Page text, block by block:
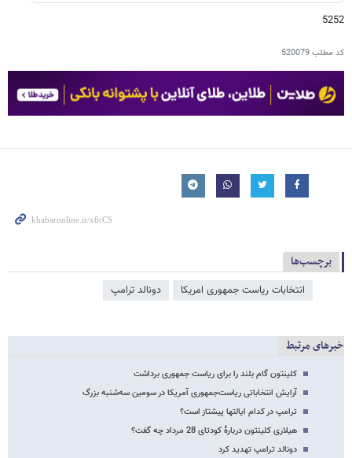
5252
کد مطلب520079
برچسب‌ها
انتخابات ریاست جمهوری امریکا دونالد ترامپ
خبرهای مرتبط
کلینتون گام بلند را برای ریاست جمهوری برداشت
آرایش انتخاباتی ریاست‌جمهوری آمریکا در سومین سه‌شنبه بزرگ
ترامپ در کدام ایالتها پیشتاز است؟
هیلاری کلینتون دربارۀ کودتای 28 مرداد چه گفت؟
دونالد ترامپ تهدید کرد